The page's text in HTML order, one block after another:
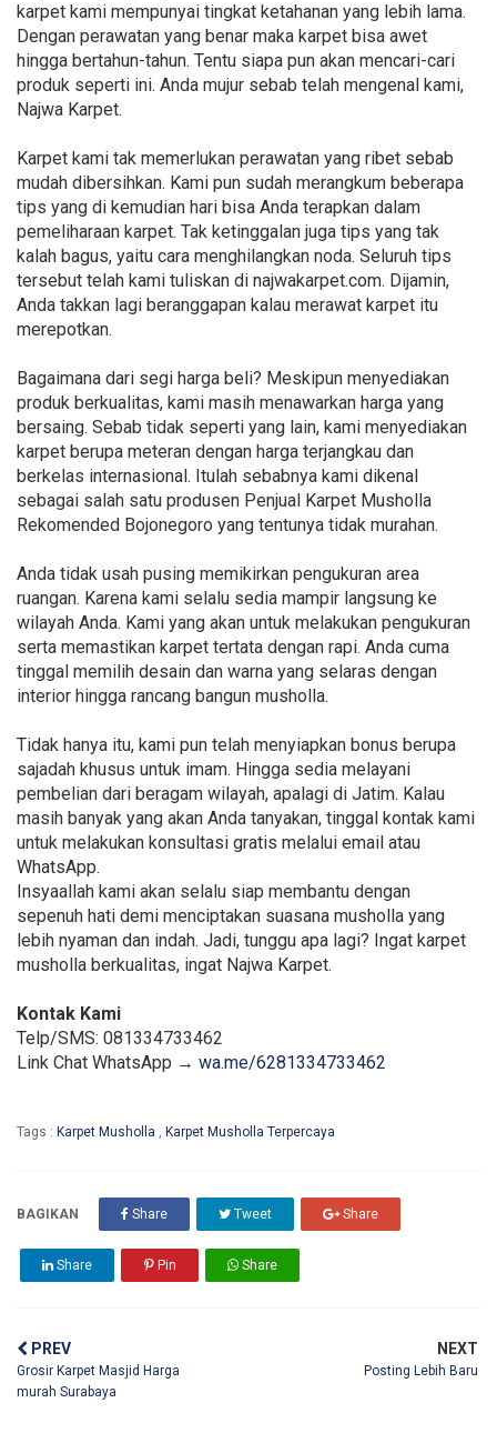
karpet kami mempunyai tingkat ketahanan yang lebih lama.
Dengan perawatan yang benar maka karpet bisa awet
hingga bertahun-tahun. Tentu siapa pun akan mencari-cari
produk seperti ini. Anda mujur sebab telah mengenal kami,
Najwa Karpet.
Karpet kami tak memerlukan perawatan yang ribet sebab
mudah dibersihkan. Kami pun sudah merangkum beberapa
tips yang di kemudian hari bisa Anda terapkan dalam
pemeliharaan karpet. Tak ketinggalan juga tips yang tak
kalah bagus, yaitu cara menghilangkan noda. Seluruh tips
tersebut telah kami tuliskan di najwakarpet.com. Dijamin,
Anda takkan lagi beranggapan kalau merawat karpet itu
merepotkan.
Bagaimana dari segi harga beli? Meskipun menyediakan
produk berkualitas, kami masih menawarkan harga yang
bersaing. Sebab tidak seperti yang lain, kami menyediakan
karpet berupa meteran dengan harga terjangkau dan
berkelas internasional. Itulah sebabnya kami dikenal
sebagai salah satu produsen Penjual Karpet Musholla
Rekomended Bojonegoro yang tentunya tidak murahan.
Anda tidak usah pusing memikirkan pengukuran area
ruangan. Karena kami selalu sedia mampir langsung ke
wilayah Anda. Kami yang akan untuk melakukan pengukuran
serta memastikan karpet tertata dengan rapi. Anda cuma
tinggal memilih desain dan warna yang selaras dengan
interior hingga rancang bangun musholla.
Tidak hanya itu, kami pun telah menyiapkan bonus berupa
sajadah khusus untuk imam. Hingga sedia melayani
pembelian dari beragam wilayah, apalagi di Jatim. Kalau
masih banyak yang akan Anda tanyakan, tinggal kontak kami
untuk melakukan konsultasi gratis melalui email atau
WhatsApp.
Insyaallah kami akan selalu siap membantu dengan
sepenuh hati demi menciptakan suasana musholla yang
lebih nyaman dan indah. Jadi, tunggu apa lagi? Ingat karpet
musholla berkualitas, ingat Najwa Karpet.
Kontak Kami
Telp/SMS: 081334733462
Link Chat WhatsApp → wa.me/6281334733462
Tags : Karpet Musholla , Karpet Musholla Terpercaya
BAGIKAN Share Tweet Share
Share Pin Share
PREV
Grosir Karpet Masjid Harga
murah Surabaya
NEXT
Posting Lebih Baru